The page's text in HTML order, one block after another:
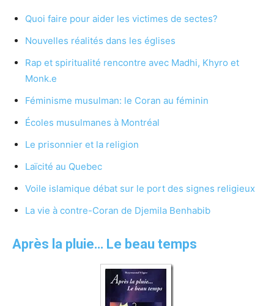
Quoi faire pour aider les victimes de sectes?
Nouvelles réalités dans les églises
Rap et spiritualité rencontre avec Madhi, Khyro et
Monk.e
Féminisme musulman: le Coran au féminin
Écoles musulmanes à Montréal
Le prisonnier et la religion
Laïcité au Quebec
Voile islamique débat sur le port des signes religieux
La vie à contre-Coran de Djemila Benhabib
Après la pluie… Le beau temps